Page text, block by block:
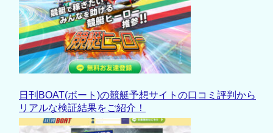
日刊BOAT(ボート)の競艇予想サイトの口コミ評判から
リアルな検証結果をご紹介！